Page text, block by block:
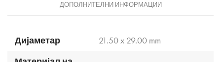
ДОПОЛНИТЕЛНИ ИНФОРМАЦИИ
Дијаметар
21.50 x 29.00 mm